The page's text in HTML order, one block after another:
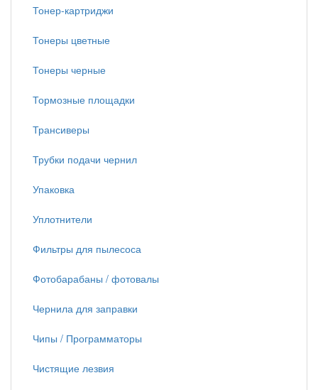
Тонер-картриджи
Тонеры цветные
Тонеры черные
Тормозные площадки
Трансиверы
Трубки подачи чернил
Упаковка
Уплотнители
Фильтры для пылесоса
Фотобарабаны / фотовалы
Чернила для заправки
Чипы / Программаторы
Чистящие лезвия